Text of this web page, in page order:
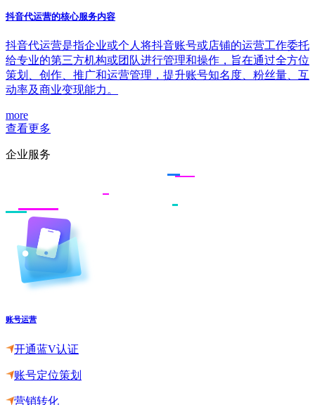
抖音代运营的核心服务内容
抖音代运营是指企业或个人将抖音账号或店铺的运营工作委托
给专业的第三方机构或团队进行管理和操作，旨在通过全方位
策划、创作、推广和运营管理，提升账号知名度、粉丝量、互
动率及商业变现能力。
more
查看更多
企业服务
账号运营
开通蓝V认证
账号定位策划
营销转化